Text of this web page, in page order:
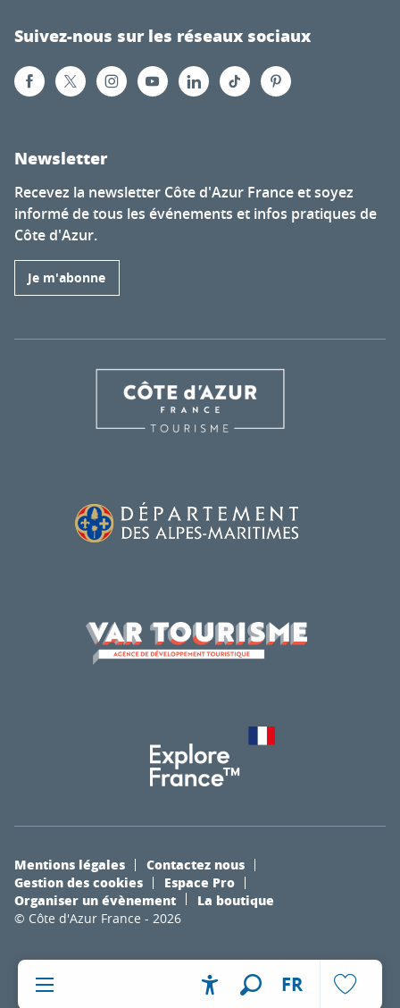
FR
Suivez-nous sur les réseaux sociaux
Newsletter
Recevez la newsletter Côte d'Azur France et soyez
informé de tous les événements et infos pratiques de
Côte d'Azur.
Je m'abonne
© Côte d'Azur France - 2026
Mentions légales
Contactez nous
Gestion des cookies
Espace Pro
Organiser un évènement
La boutique